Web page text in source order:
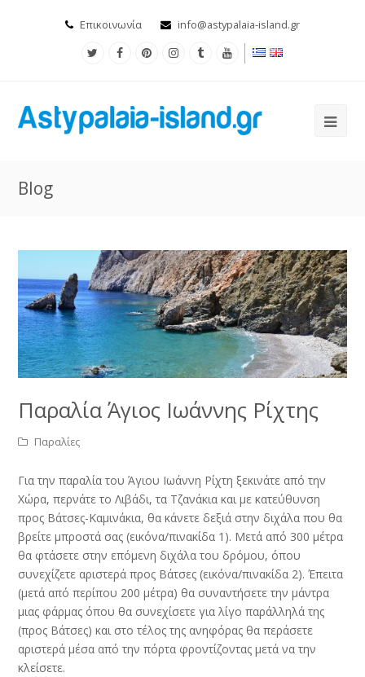
Επικοινωνία info@astypalaia-island.gr
Blog
Παραλία Άγιος Ιωάννης Ρίχτης
Παραλίες
Για την παραλία του Άγιου Ιωάννη Ρίχτη ξεκινάτε από την
Χώρα, περνάτε το Λιβάδι, τα Τζανάκια και με κατεύθυνση
προς Βάτσες-Καμινάκια, θα κάνετε δεξιά στην διχάλα που θα
βρείτε μπροστά σας (εικόνα/πινακίδα 1). Μετά από 300 μέτρα
θα φτάσετε στην επόμενη διχάλα του δρόμου, όπου
συνεχίζετε αριστερά προς Βάτσες (εικόνα/πινακίδα 2). Έπειτα
(μετά από περίπου 200 μέτρα) θα συναντήσετε την μάντρα
μιας φάρμας όπου θα συνεχίσετε για λίγο παράλληλά της
(προς Βάτσες) και στο τέλος της ανηφόρας θα περάσετε
αριστερά μέσα από την πόρτα φροντίζοντας μετά να την
κλείσετε.